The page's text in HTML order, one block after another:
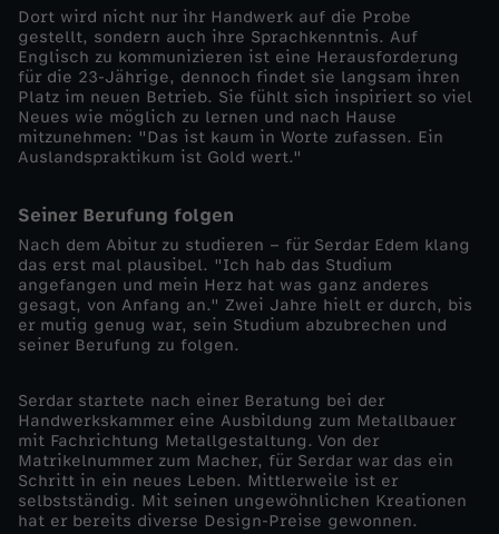
l
d
o
u
s
-
H
a
n
Dort wird nicht nur ihr Handwerk auf die Probe
gestellt, sondern auch ihre Sprachkenntnis. Auf
Englisch zu kommunizieren ist eine Herausforderung
für die 23-Jährige, dennoch findet sie langsam ihren
Platz im neuen Betrieb. Sie fühlt sich inspiriert so viel
Neues wie möglich zu lernen und nach Hause
mitzunehmen: "Das ist kaum in Worte zufassen. Ein
Auslandspraktikum ist Gold wert."
Seiner Berufung folgen
Nach dem Abitur zu studieren – für Serdar Edem klang
das erst mal plausibel. "Ich hab das Studium
angefangen und mein Herz hat was ganz anderes
gesagt, von Anfang an." Zwei Jahre hielt er durch, bis
er mutig genug war, sein Studium abzubrechen und
seiner Berufung zu folgen.
Serdar startete nach einer Beratung bei der
Handwerkskammer eine Ausbildung zum Metallbauer
mit Fachrichtung Metallgestaltung. Von der
Matrikelnummer zum Macher, für Serdar war das ein
Schritt in ein neues Leben. Mittlerweile ist er
selbstständig. Mit seinen ungewöhnlichen Kreationen
hat er bereits diverse Design-Preise gewonnen.